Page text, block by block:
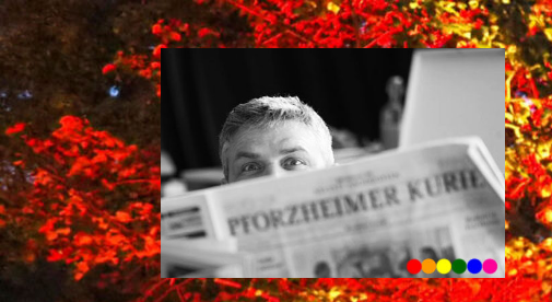
to
content